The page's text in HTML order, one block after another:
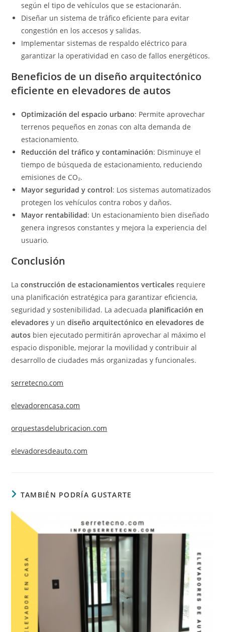
según el tipo de vehículos que se estacionarán.
Diseñar un sistema de tráfico eficiente para evitar
congestión en los accesos y salidas.
Implementar sistemas de respaldo eléctrico para
garantizar la operatividad en caso de fallos energéticos.
Beneficios de un diseño arquitectónico
eficiente en elevadores de autos
Optimización del espacio urbano: Permite aprovechar
terrenos pequeños en zonas con alta demanda de
estacionamiento.
Reducción del tráfico y contaminación: Disminuye el
tiempo de búsqueda de estacionamiento, reduciendo
emisiones de CO₂.
Mayor seguridad y control: Los sistemas automatizados
protegen los vehículos contra robos y daños.
Mayor rentabilidad: Un estacionamiento bien diseñado
genera ingresos constantes y mejora la experiencia del
usuario.
Conclusión
Laconstrucción de estacionamientos verticales requiere
una planificación estratégica para garantizar eficiencia,
seguridad y sostenibilidad. La adecuada planificación en
elevadores y undiseño arquitectónico en elevadores de
autos bien ejecutado permitirán aprovechar al máximo el
espacio disponible, mejorar la movilidad y contribuir al
desarrollo de ciudades más organizadas y funcionales.
serretecno.com
elevadorencasa.com
orquestasdelubricacion.com
elevadoresdeauto.com
TAMBIÉN PODRÍA GUSTARTE